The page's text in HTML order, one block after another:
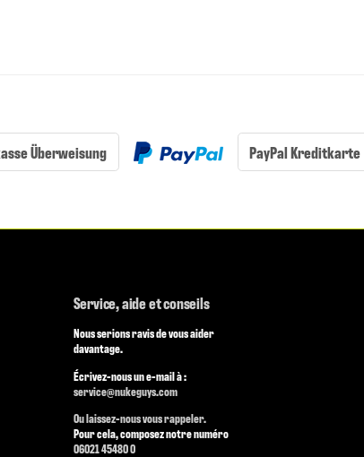
Überweisung PayPal Kreditkarte
Service, aide et conseils
Nous serions ravis de vous aider
davantage.
Écrivez-nous un e-mail à :
service@nukeguys.com
Ou laissez-nous vous rappeler.
Pour cela, composez notre numéro
06021 45480 0